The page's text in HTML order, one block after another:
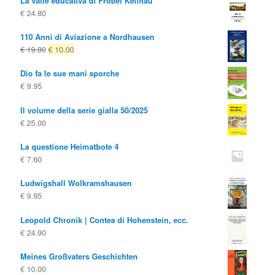
€ 24.80
110 Anni di Aviazione a Nordhausen
€19.80 Il
originale
€ 10.00Il
attuale
Dio fa le sue mani sporche
€ 9.95
Il volume della serie gialla 50/2025
€ 25.00
La questione Heimatbote 4
€ 7.60
Ludwigshall Wolkramshausen
€ 9.95
Leopold Chronik | Contea di Hohenstein, ecc.
€ 24.90
Meines Großvaters Geschichten
€ 10.00